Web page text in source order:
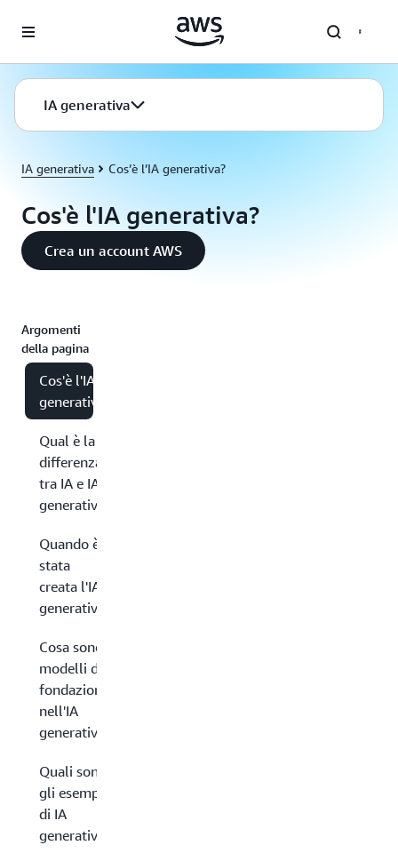
IA generativa
IA generativa Cos’è l’IA generativa?
Cos'è l'IA generativa?
Crea un account AWS
Argomenti
della pagina
Cos'è l'IA
generativa?
Qual è la
differenza
tra IA e IA
generativa?
Quando è
stata
creata l'IA
generativa?
Cosa sono i
modelli di
fondazione
nell'IA
generativa?
Quali sono
gli esempi
di IA
generativa?